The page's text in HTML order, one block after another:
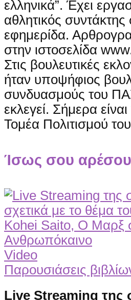
ελληνικά”. Έχει
αθλητικός συντάκτης
εφημερίδα.
στην ιστοσελίδα
Στις βουλευτικές
ήταν υποψήφιος
συνδυασμούς του
εκλεγεί. Σήμερα
Τομέα Πολιτισμού
Ίσως σου
Video
Παρουσιάσεις
Live Streaming της